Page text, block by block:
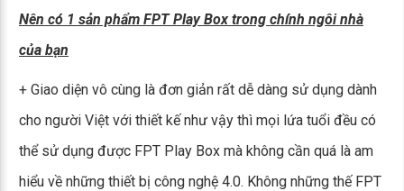
Nên có 1 sản phẩm FPT Play Box trong chính ngôi nhà
của bạn
+ Giao diện vô cùng là đơn giản rất dễ dàng sử dụng dành
cho người Việt với thiết kế như vậy thì mọi lứa tuổi đều có
thể sử dụng được FPT Play Box mà không cần quá là am
hiểu về những thiết bị công nghệ 4.0. Không những thế FPT